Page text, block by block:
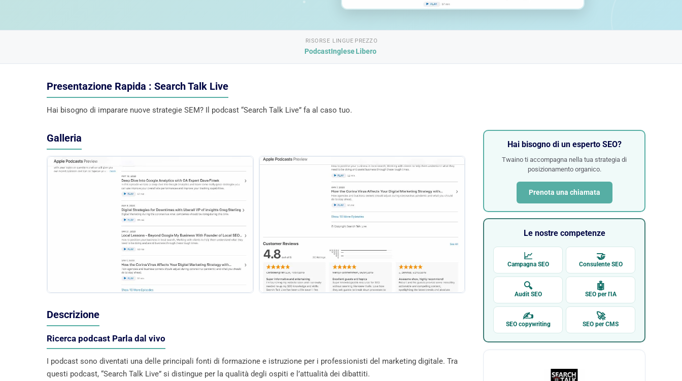
RISORSE
Podcast
LINGUE
Inglese
PREZZO
Libero
Presentazione Rapida : Search Talk Live
Hai bisogno di imparare nuove strategie SEM? Il podcast “Search Talk Live” fa al caso tuo.
Galleria
Descrizione
Ricerca podcast Parla dal vivo
I podcast sono diventati una delle principali fonti di formazione e istruzione per i professionisti del marketing digitale. Tra
questi podcast, “Search Talk Live” si distingue per la qualità degli ospiti e l’attualità dei dibattiti.
Hai bisogno di un esperto SEO?
Twaino ti accompagna nella tua strategia di
posizionamento organico.
Prenota una chiamata
Le nostre competenze
📈
Campagna SEO
🤝
Consulente SEO
🔍
Audit SEO
🤖
SEO per l'IA
✍
SEO copywriting
🚀
SEO per CMS